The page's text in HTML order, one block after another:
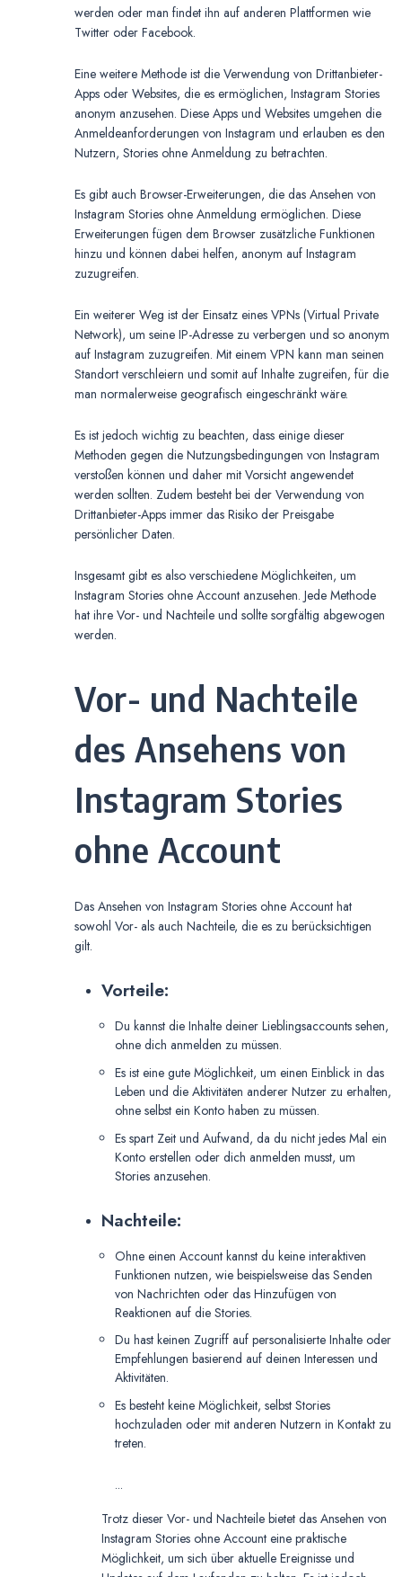
werden oder man findet ihn auf anderen Plattformen wie
Twitter oder Facebook.
Eine weitere Methode ist die Verwendung von Drittanbieter-
Apps oder Websites, die es ermöglichen, Instagram Stories
anonym anzusehen. Diese Apps und Websites umgehen die
Anmeldeanforderungen von Instagram und erlauben es den
Nutzern, Stories ohne Anmeldung zu betrachten.
Es gibt auch Browser-Erweiterungen, die das Ansehen von
Instagram Stories ohne Anmeldung ermöglichen. Diese
Erweiterungen fügen dem Browser zusätzliche Funktionen
hinzu und können dabei helfen, anonym auf Instagram
zuzugreifen.
Ein weiterer Weg ist der Einsatz eines VPNs (Virtual Private
Network), um seine IP-Adresse zu verbergen und so anonym
auf Instagram zuzugreifen. Mit einem VPN kann man seinen
Standort verschleiern und somit auf Inhalte zugreifen, für die
man normalerweise geografisch eingeschränkt wäre.
Es ist jedoch wichtig zu beachten, dass einige dieser
Methoden gegen die Nutzungsbedingungen von Instagram
verstoßen können und daher mit Vorsicht angewendet
werden sollten. Zudem besteht bei der Verwendung von
Drittanbieter-Apps immer das Risiko der Preisgabe
persönlicher Daten.
Insgesamt gibt es also verschiedene Möglichkeiten, um
Instagram Stories ohne Account anzusehen. Jede Methode
hat ihre Vor- und Nachteile und sollte sorgfältig abgewogen
werden.
Vor- und Nachteile
des Ansehens von
Instagram Stories
ohne Account
Das Ansehen von Instagram Stories ohne Account hat
sowohl Vor- als auch Nachteile, die es zu berücksichtigen
gilt.
Vorteile:
Du kannst die Inhalte deiner Lieblingsaccounts sehen,
ohne dich anmelden zu müssen.
Es ist eine gute Möglichkeit, um einen Einblick in das
Leben und die Aktivitäten anderer Nutzer zu erhalten,
ohne selbst ein Konto haben zu müssen.
Es spart Zeit und Aufwand, da du nicht jedes Mal ein
Konto erstellen oder dich anmelden musst, um
Stories anzusehen.
Nachteile:
Ohne einen Account kannst du keine interaktiven
Funktionen nutzen, wie beispielsweise das Senden
von Nachrichten oder das Hinzufügen von
Reaktionen auf die Stories.
Du hast keinen Zugriff auf personalisierte Inhalte oder
Empfehlungen basierend auf deinen Interessen und
Aktivitäten.
Es besteht keine Möglichkeit, selbst Stories
hochzuladen oder mit anderen Nutzern in Kontakt zu
treten.
...
Trotz dieser Vor- und Nachteile bietet das Ansehen von
Instagram Stories ohne Account eine praktische
Möglichkeit, um sich über aktuelle Ereignisse und